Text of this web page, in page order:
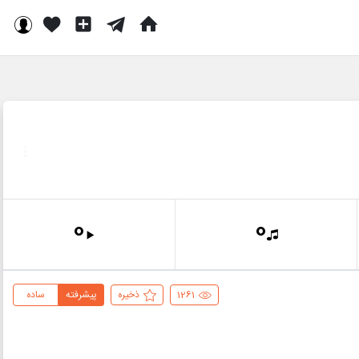
0
0
1261 ذخیره ساده پیشرفته